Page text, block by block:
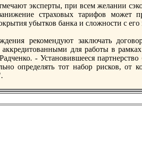
эксперты, при всем желании
страховых тарифов может
убытков банка и сложности с
рекомендуют заключать
аккредитованными для работы в
- Установившееся
определять тот набор рисков, от